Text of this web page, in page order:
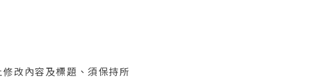
改內容及標題、須保持所